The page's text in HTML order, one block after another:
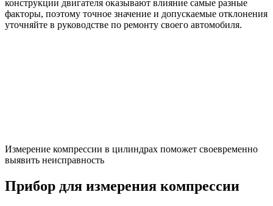
конструкции двигателя оказывают влияние самые разные
факторы, поэтому точное значение и допускаемые отклонения
уточняйте в руководстве по ремонту своего автомобиля.
Измерение компрессии в цилиндрах поможет своевременно
выявить неисправность
Прибор для измерения компрессии